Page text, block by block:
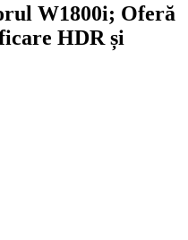
W1800i; Oferă
HDR și